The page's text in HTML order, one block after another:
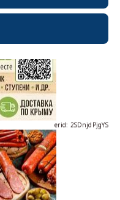
erid: 2SDnjdPjgYS
erid: 2SDnjdvhGXG